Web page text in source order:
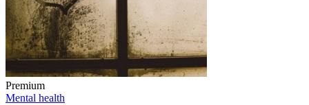
Premium
Mental health